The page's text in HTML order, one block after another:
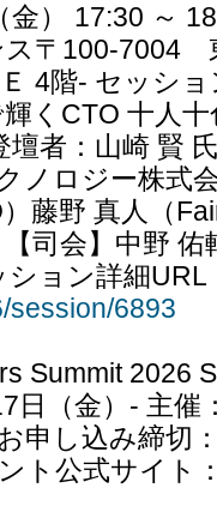
） 17:30 ～
〒100-7004
4階- セッシ
くCTO 十人
壇者：山崎 賢
ノロジー株式
藤野 真人（
司会】中野 佑
ション詳細
session/6893
Summit 2026
日（金）- 主催
申し込み締切
ト公式サイト